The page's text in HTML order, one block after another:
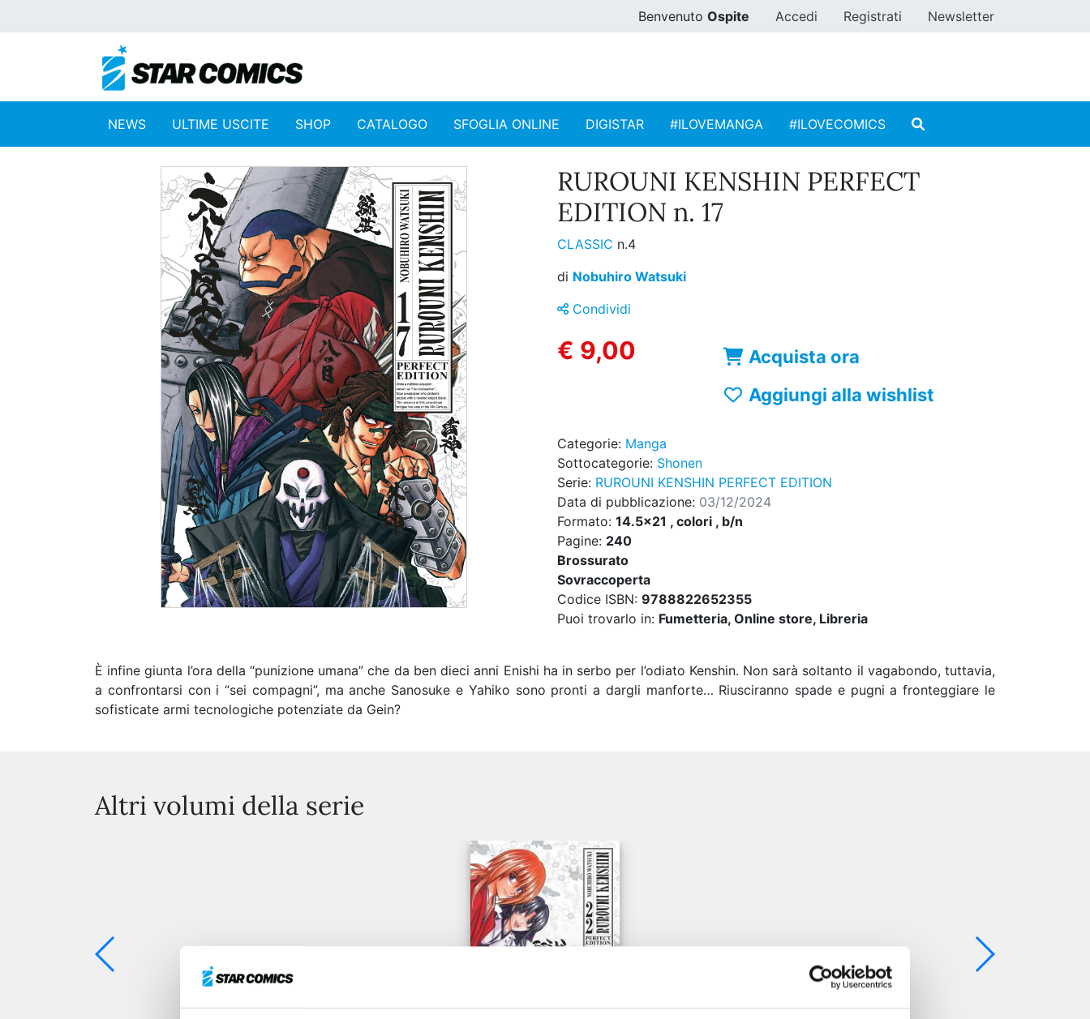
Benvenuto Ospite Accedi Registrati Newsletter
NEWS ULTIME USCITE SHOP CATALOGO SFOGLIA ONLINE DIGISTAR #ILOVEMANGA #ILOVECOMICS
RUROUNI KENSHIN PERFECT
EDITION n. 17
CLASSIC n.4
di Nobuhiro Watsuki
Condividi
€ 9,00
Acquista ora
Aggiungi alla wishlist
Categorie: Manga
Sottocategorie: Shonen
Serie: RUROUNI KENSHIN PERFECT EDITION
Data di pubblicazione: 03/12/2024
Formato: 14.5x21 , colori , b/n
Pagine: 240
Brossurato
Sovraccoperta
Codice ISBN: 9788822652355
Puoi trovarlo in: Fumetteria, Online store, Libreria
È infine giunta l’ora della “punizione umana” che da ben dieci anni Enishi ha in serbo per l’odiato Kenshin. Non sarà soltanto il vagabondo, tuttavia,
a confrontarsi con i “sei compagni”, ma anche Sanosuke e Yahiko sono pronti a dargli manforte… Riusciranno spade e pugni a fronteggiare le
sofisticate armi tecnologiche potenziate da Gein?
Altri volumi della serie